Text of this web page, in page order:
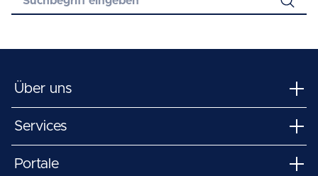
Über uns
Services
Portale